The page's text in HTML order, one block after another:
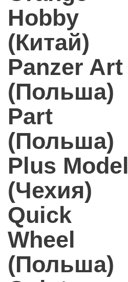
Hobby
(Китай)
Panzer Art
(Польша)
Part
(Польша)
Plus Model
(Чехия)
Quick
Wheel
(Польша)